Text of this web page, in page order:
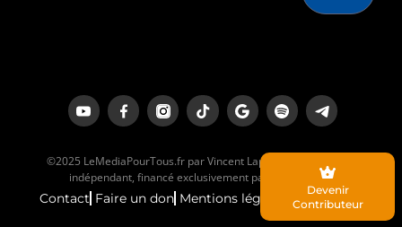
©2025 LeMediaPourTous.fr par Vincent Lapierre est un média
indépendant, financé exclusivement par ses lecteurs.
Contact Faire un don Mentions légales
Devenir
Contributeur